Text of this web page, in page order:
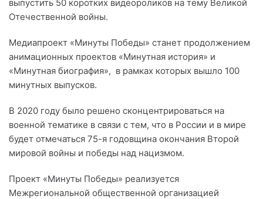
выпустить 50 коротких видеороликов на тему Великой
Отечественной войны.
Медиапроект «Минуты Победы» станет продолжением
анимационных проектов «Минутная история» и
«Минутная биография», в рамках которых вышло 100
минутных выпусков.
В 2020 году было решено сконцентрироваться на
военной тематике в связи с тем, что в России и в мире
будет отмечаться 75-я годовщина окончания Второй
мировой войны и победы над нацизмом.
Проект «Минуты Победы» реализуется
Межрегиональной общественной организацией